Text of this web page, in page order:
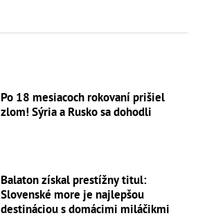
Po 18 mesiacoch rokovaní prišiel
zlom! Sýria a Rusko sa dohodli
Balaton získal prestížny titul:
Slovenské more je najlepšou
destináciou s domácimi miláčikmi